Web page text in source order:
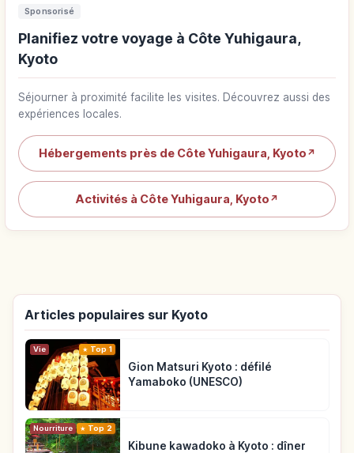
Sponsorisé
Planifiez votre voyage à Côte Yuhigaura,
Kyoto
Séjourner à proximité facilite les visites. Découvrez aussi des
expériences locales.
Hébergements près de Côte Yuhigaura, Kyoto ↗
Activités à Côte Yuhigaura, Kyoto ↗
Articles populaires sur Kyoto
Vie Top 1
Gion Matsuri Kyoto : défilé
Yamaboko (UNESCO)
Nourriture Top 2
Kibune kawadoko à Kyoto : dîner